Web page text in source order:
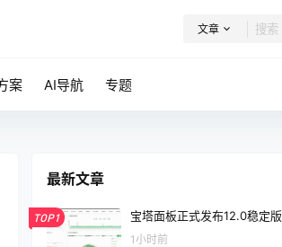
文章
案 AI导航 专题
最新文章
TOP1 宝塔面板正式发布12.0稳定版
1小时前